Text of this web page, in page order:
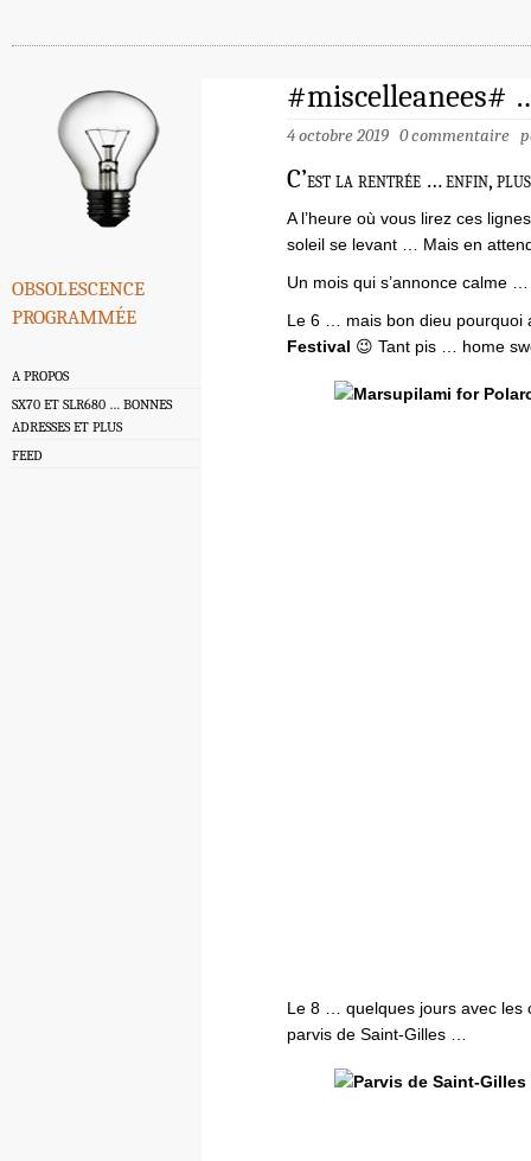
obsolescence
programmée
A PROPOS
SX70 ET SLR680 … BONNES
ADRESSES ET PLUS
FEED
#miscelleanees#
4 octobre 2019 0 commentaire
C’est la rentrée … enfin,
A l’heure où vous lirez ces
soleil se levant … Mais en
Un mois qui s’annonce calme
Le 6 … mais bon dieu pourquoi
Festival 😉 Tant pis … home
Le 8 … quelques jours avec les
parvis de Saint-Gilles …